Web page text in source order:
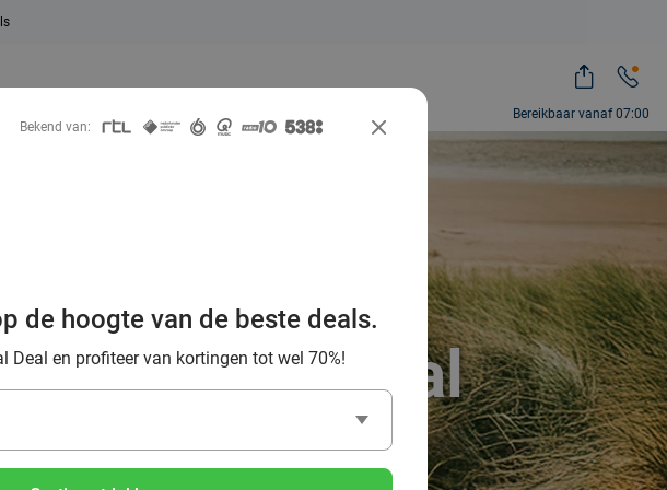
Bereikbaar vanaf 07:00
ontdek de
natuur en
Social Deal
Bekend van:
de hoogte van de beste deals.
Deal en profiteer van kortingen tot wel 70%!